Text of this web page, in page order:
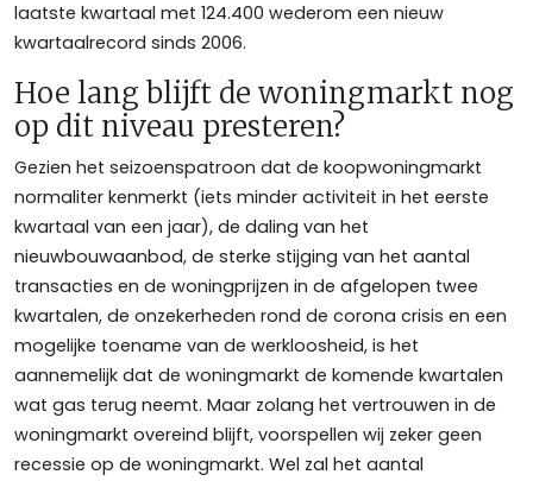
laatste kwartaal met 124.400 wederom een nieuw
kwartaalrecord sinds 2006.
Hoe lang blijft de woningmarkt nog
op dit niveau presteren?
Gezien het seizoenspatroon dat de koopwoningmarkt
normaliter kenmerkt (iets minder activiteit in het eerste
kwartaal van een jaar), de daling van het
nieuwbouwaanbod, de sterke stijging van het aantal
transacties en de woningprijzen in de afgelopen twee
kwartalen, de onzekerheden rond de corona crisis en een
mogelijke toename van de werkloosheid, is het
aannemelijk dat de woningmarkt de komende kwartalen
wat gas terug neemt. Maar zolang het vertrouwen in de
woningmarkt overeind blijft, voorspellen wij zeker geen
recessie op de woningmarkt. Wel zal het aantal